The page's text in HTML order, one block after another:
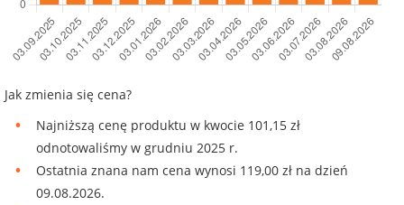
Jak zmienia się cena?
Najniższą cenę produktu w kwocie 101,15 zł
odnotowaliśmy w grudniu 2025 r.
Ostatnia znana nam cena wynosi 119,00 zł na dzień
09.08.2026.